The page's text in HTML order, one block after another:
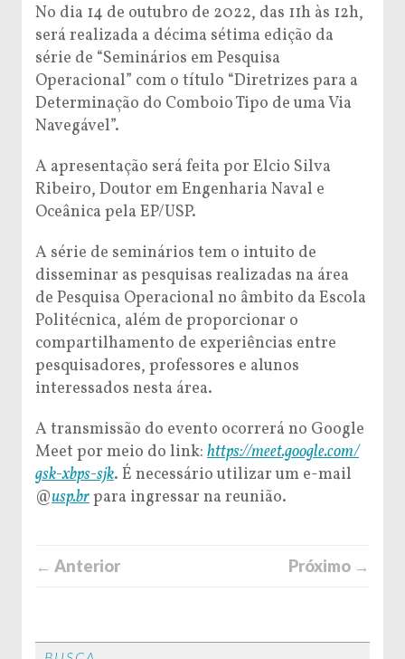
No dia 14 de outubro de 2022, das 11h às 12h,
será realizada a décima sétima edição da
série de “Seminários em Pesquisa
Operacional” com o título “Diretrizes para a
Determinação do Comboio Tipo de uma Via
Navegável”.
A apresentação será feita por Elcio Silva
Ribeiro, Doutor em Engenharia Naval e
Oceânica pela EP/USP.
A série de seminários tem o intuito de
disseminar as pesquisas realizadas na área
de Pesquisa Operacional no âmbito da Escola
Politécnica, além de proporcionar o
compartilhamento de experiências entre
pesquisadores, professores e alunos
interessados nesta área.
A transmissão do evento ocorrerá no Google
Meet por meio do link: https://meet.google.com/
gsk-xbps-sjk. É necessário utilizar um e-mail
@usp.brpara ingressar na reunião.
← Anterior Próximo →